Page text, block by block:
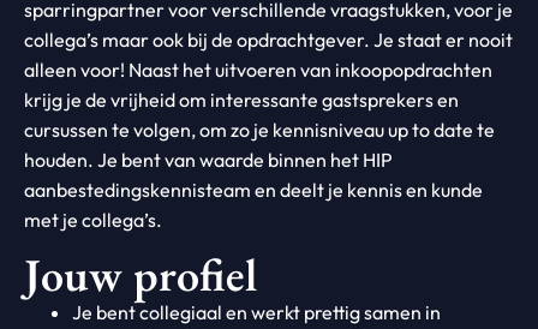
sparringpartner voor verschillende vraagstukken, voor je
collega’s maar ook bij de opdrachtgever. Je staat er nooit
alleen voor! Naast het uitvoeren van inkoopopdrachten
krijg je de vrijheid om interessante gastsprekers en
cursussen te volgen, om zo je kennisniveau up to date te
houden. Je bent van waarde binnen het HIP
aanbestedingskennisteam en deelt je kennis en kunde
met je collega’s.
Jouw profiel
Je bent collegiaal en werkt prettig samen in